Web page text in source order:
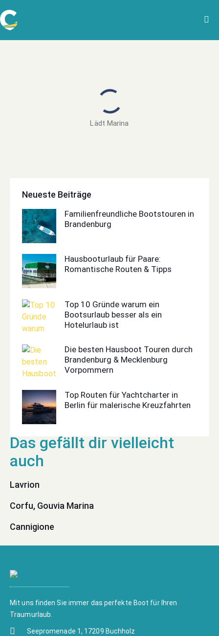
Lädt Marina
Neueste Beiträge
Familienfreundliche Bootstouren in
Brandenburg
Hausbooturlaub für Paare:
Romantische Routen & Tipps
Top 10 Gründe warum ein
Bootsurlaub besser als ein
Hotelurlaub ist
Die besten Hausboot Touren durch
Brandenburg & Mecklenburg
Vorpommern
Top Routen für Yachtcharter in
Berlin für malerische Kreuzfahrten
Lavrion
Corfu, Gouvia Marina
Cannigione
Mit uns finden Sie immer das perfekte Boot für Ihren
Traumurlaub.
Seepromenade 1, 17209 Buchholz